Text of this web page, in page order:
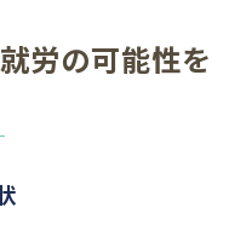
き方を見つけよう
労の可能性を